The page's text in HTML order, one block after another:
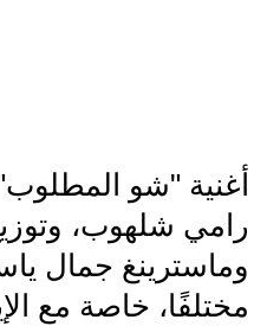
أغنية "شو
رامي شلهوب،
وماسترينغ جمال
مختلفًا، خاصة مع